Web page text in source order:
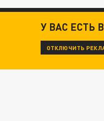
У ВАС ЕСТЬ
ОТКЛЮЧИТЬ